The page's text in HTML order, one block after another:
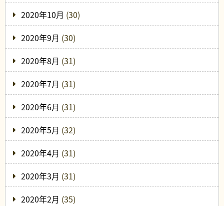
2020年10月 (30)
2020年9月 (30)
2020年8月 (31)
2020年7月 (31)
2020年6月 (31)
2020年5月 (32)
2020年4月 (31)
2020年3月 (31)
2020年2月 (35)